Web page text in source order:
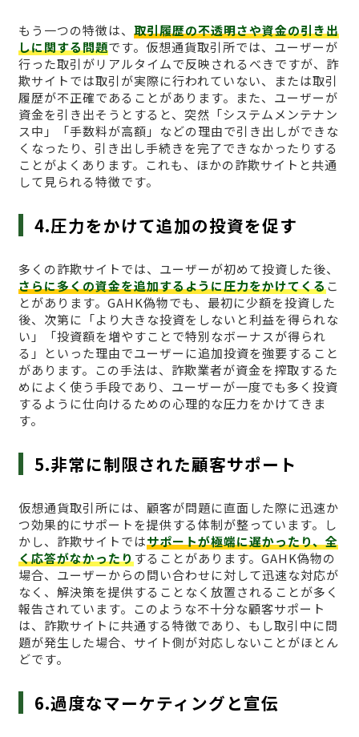
もう一つの特徴は、 取引履歴の不透明さや資金の引き出
しに関する問題です。仮想通貨取引所では、ユーザーが
行った取引がリアルタイムで反映されるべきですが、詐
欺サイトでは取引が実際に行われていない、または取引
履歴が不正確であることがあります。また、ユーザーが
資金を引き出そうとすると、突然「システムメンテナン
ス中」「手数料が高額」などの理由で引き出しができな
くなったり、引き出し手続きを完了できなかったりする
ことがよくあります。これも、ほかの詐欺サイトと共通
して見られる特徴です。
4.圧力をかけて追加の投資を促す
多くの詐欺サイトでは、ユーザーが初めて投資した後、
さらに多くの資金を追加するように圧力をかけてくるこ
とがあります。GAHK偽物でも、最初に少額を投資した
後、次第に「より大きな投資をしないと利益を得られな
い」「投資額を増やすことで特別なボーナスが得られ
る」といった理由でユーザーに追加投資を強要すること
があります。この手法は、詐欺業者が資金を搾取するた
めによく使う手段であり、ユーザーが一度でも多く投資
するように仕向けるための心理的な圧力をかけてきま
す。
5.非常に制限された顧客サポート
仮想通貨取引所には、顧客が問題に直面した際に迅速か
つ効果的にサポートを提供する体制が整っています。し
かし、詐欺サイトではサポートが極端に遅かったり、全
く応答がなかったりすることがあります。GAHK偽物の
場合、ユーザーからの問い合わせに対して迅速な対応が
なく、解決策を提供することなく放置されることが多く
報告されています。このような不十分な顧客サポート
は、詐欺サイトに共通する特徴であり、もし取引中に問
題が発生した場合、サイト側が対応しないことがほとん
どです。
6.過度なマーケティングと宣伝